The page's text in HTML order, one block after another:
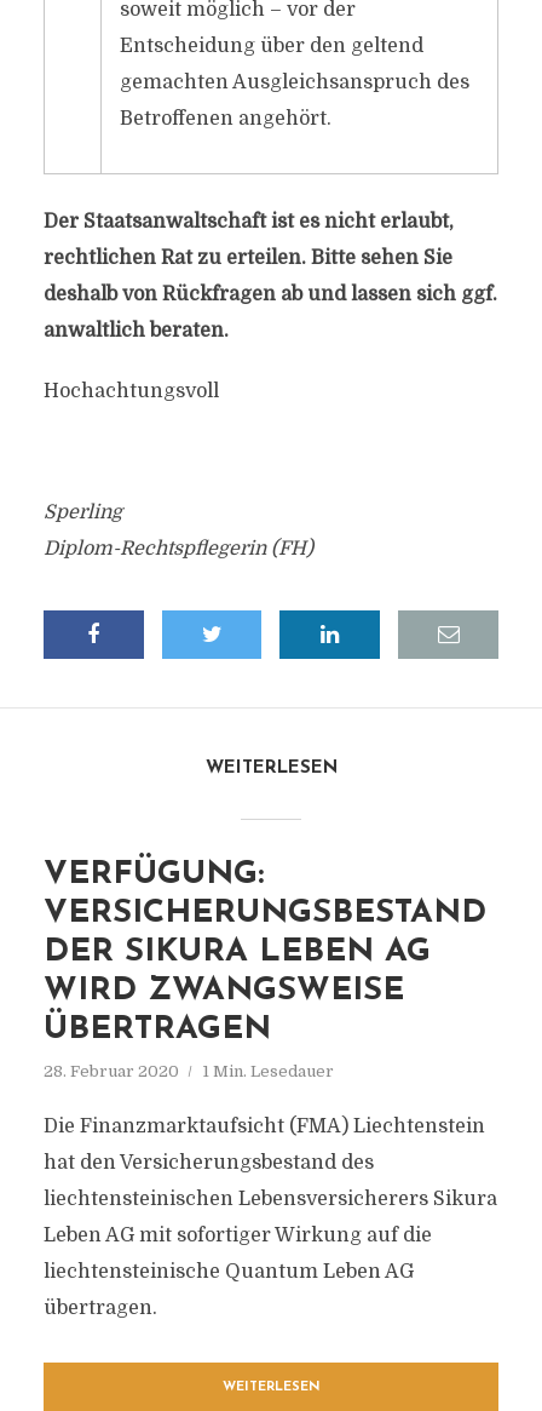
soweit möglich – vor der
Entscheidung über den geltend
gemachten Ausgleichsanspruch des
Betroffenen angehört.
Der Staatsanwaltschaft ist es nicht erlaubt,
rechtlichen Rat zu erteilen. Bitte sehen Sie
deshalb von Rückfragen ab und lassen sich ggf.
anwaltlich beraten.
Hochachtungsvoll
Sperling
Diplom-Rechtspflegerin (FH)
WEITERLESEN
VERFÜGUNG:
VERSICHERUNGSBESTAND
DER SIKURA LEBEN AG
WIRD ZWANGSWEISE
ÜBERTRAGEN
28. Februar 2020 1 Min. Lesedauer
Die Finanzmarktaufsicht (FMA) Liechtenstein
hat den Versicherungsbestand des
liechtensteinischen Lebensversicherers Sikura
Leben AG mit sofortiger Wirkung auf die
liechtensteinische Quantum Leben AG
übertragen.
WEITERLESEN